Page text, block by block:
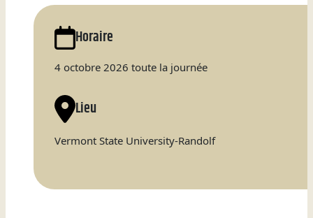
Natation
Badminton
Flag
Football
Horaire
4 octobre 2026 toute la journée
Lieu
Vermont State University-Randolf